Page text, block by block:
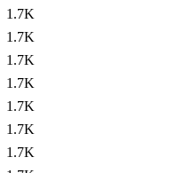
1.7K
1.7K
1.7K
1.7K
1.7K
1.7K
1.7K